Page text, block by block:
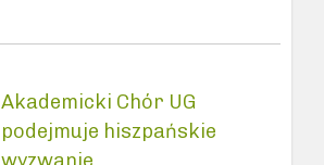
Akademicki Chór UG
podejmuje hiszpańskie